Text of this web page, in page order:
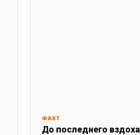
ФАКТ
До последнего вздоха